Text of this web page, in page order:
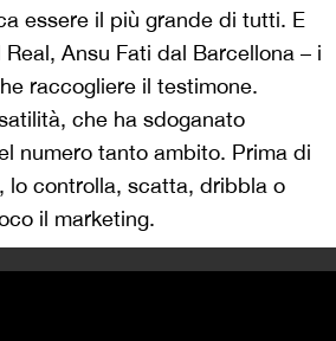
essere il più grande di tutti. E
Ansu Fati dal Barcellona – i
raccogliere il testimone.
che ha sdoganato
numero tanto ambito. Prima di
lo controlla, scatta, dribbla o
il marketing.